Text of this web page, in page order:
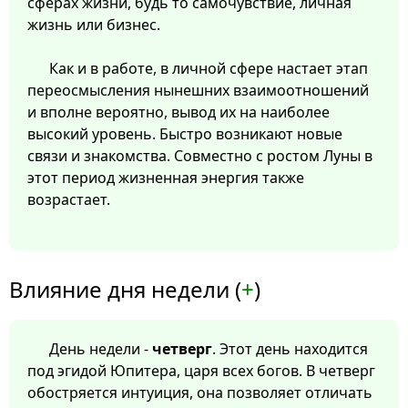
жизнь или бизнес.
Как и в работе, в личной сфере настает этап
переосмысления нынешних взаимоотношений
и вполне вероятно, вывод их на наиболее
высокий уровень. Быстро возникают новые
связи и знакомства. Совместно с ростом Луны в
этот период жизненная энергия также
возрастает.
Влияние дня недели (+)
День недели - четверг. Этот день находится
под эгидой Юпитера, царя всех богов. В четверг
обостряется интуиция, она позволяет отличать